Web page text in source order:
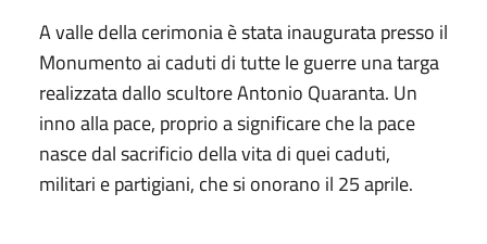
A valle della cerimonia è stata inaugurata presso il
Monumento ai caduti di tutte le guerre una targa
realizzata dallo scultore Antonio Quaranta. Un
inno alla pace, proprio a significare che la pace
nasce dal sacrificio della vita di quei caduti,
militari e partigiani, che si onorano il 25 aprile.